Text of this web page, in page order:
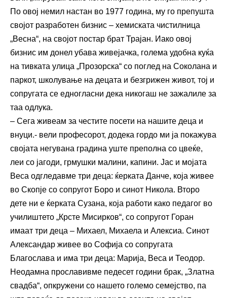
По овој немил настан во 1977 година, му го препушта
својот разработен бизнис – хемиската чистилница
„Весна“, на својот постар брат Трајан. Иако овој
бизнис им донел убава живејачка, голема удобна куќа
на тивката улица „Прозорска“ со поглед на Соколана и
паркот, школување на децата и безгрижен живот, тој и
сопругата се едногласни дека никогаш не зажалиле за
таа одлука.
– Сега живеам за честите посети на нашите деца и
внуци.- вели професорот, додека гордо ми ја покажува
својата негувана градина уште преполна со цвеќе,
леи со јагоди, грмушки малини, капини. Јас и мојата
Веса одгледавме три деца: ќерката Данче, која живее
во Скопје со сопругот Боро и синот Никола. Второ
дете ни е ќерката Сузана, која работи како педагог во
училиштето „Крсте Мисирков“, со сопругот Горан
имаат три деца – Михаел, Михаела и Алексиа. Синот
Александар живее во Софија со сопругата
Благослава и има три деца: Марија, Веса и Теодор.
Неодамна прославивме педесет години брак, „Златна
свадба“, опкружени со нашето големо семејство, па